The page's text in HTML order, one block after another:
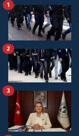
1
2
3